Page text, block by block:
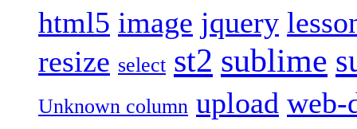
html5 image jquery
resize select st2 sublime
Unknown column upload web-